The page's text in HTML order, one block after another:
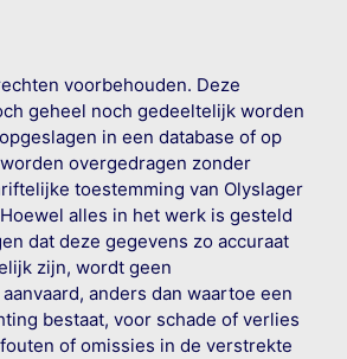
voorbehouden. Deze
geheel noch gedeeltelijk worden
in een database of op
overgedragen zonder
toestemming van Olyslager
alles in het werk is gesteld
dat deze gegevens zo accuraat
zijn, wordt geen
anders dan waartoe een
bestaat, voor schade of verlies
of omissies in de verstrekte